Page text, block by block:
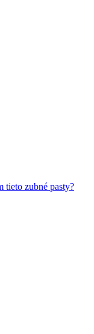
tieto zubné pasty?